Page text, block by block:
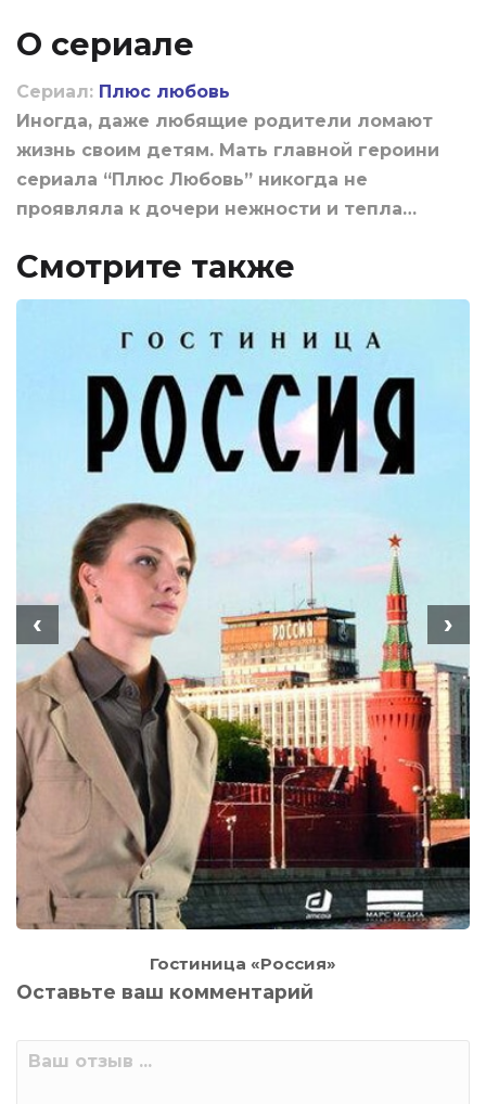
О сериале
Сериал: Плюс любовь
Иногда, даже любящие родители ломают
жизнь своим детям. Мать главной героини
сериала “Плюс Любовь” никогда не
проявляла к дочери нежности и тепла…
Смотрите также
Гостиница «Россия»
‹ ›
Оставьте ваш комментарий